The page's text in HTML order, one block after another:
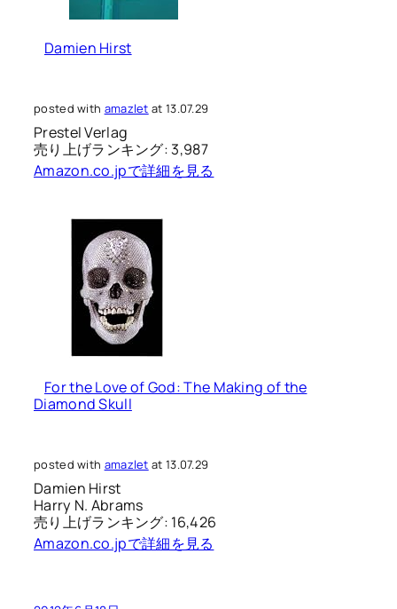
Damien Hirst
posted with amazlet at 13.07.29
Prestel Verlag
売り上げランキング: 3,987
Amazon.co.jpで詳細を見る
For the Love of God: The Making of the
Diamond Skull
posted with amazlet at 13.07.29
Damien Hirst
Harry N. Abrams
売り上げランキング: 16,426
Amazon.co.jpで詳細を見る